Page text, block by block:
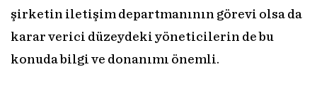
şirketin iletişim departmanının görevi olsa da
karar verici düzeydeki yöneticilerin de bu
konuda bilgi ve donanımı önemli.